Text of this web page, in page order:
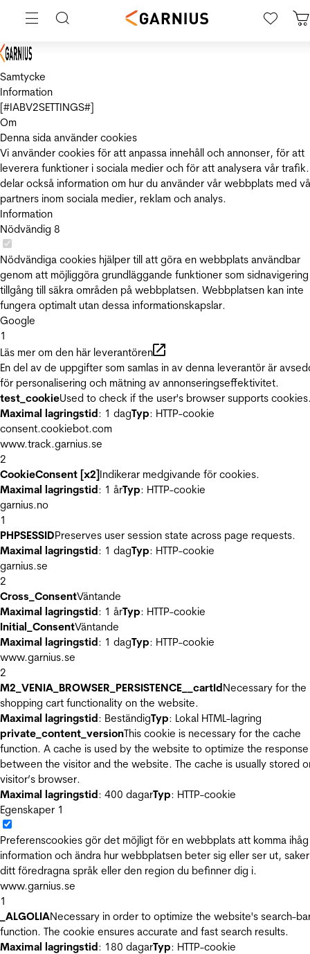
Samtycke
Information
[#IABV2SETTINGS#]
Om
Denna sida använder cookies
Vi använder cookies för att anpassa innehåll och annonser, för att
leverera funktioner i sociala medier och för att analysera vår
delar också information om hur du använder vår webbplats med
partners inom sociala medier, reklam och analys.
Information
Nödvändig 8
Nödvändiga cookies hjälper till att göra en webbplats användbar
genom att möjliggöra grundläggande funktioner som
tillgång till säkra områden på webbplatsen. Webbplatsen kan inte
fungera optimalt utan dessa informationskapslar.
Google
1
Läs mer om den här leverantören
En del av de uppgifter som samlas in av denna leverantör är
för personalisering och mätning av annonseringseffektivitet.
test_cookieUsed to check if the user's browser supports
Maximal lagringstid: 1 dagTyp: HTTP-cookie
consent.cookiebot.com
www.track.garnius.se
2
CookieConsent [x2]Indikerar medgivande för cookies.
Maximal lagringstid: 1 årTyp: HTTP-cookie
garnius.no
1
PHPSESSIDPreserves user session state across page requests.
Maximal lagringstid: 1 dagTyp: HTTP-cookie
garnius.se
2
Cross_ConsentVäntande
Maximal lagringstid: 1 årTyp: HTTP-cookie
Initial_ConsentVäntande
Maximal lagringstid: 1 dagTyp: HTTP-cookie
www.garnius.se
2
M2_VENIA_BROWSER_PERSISTENCE__cartIdNecessary for the
shopping cart functionality on the website.
Maximal lagringstid: BeständigTyp: Lokal HTML-lagring
private_content_versionThis cookie is necessary for the cache
function. A cache is used by the website to optimize the
between the visitor and the website. The cache is usually stored
visitor’s browser.
Maximal lagringstid: 400 dagarTyp: HTTP-cookie
Egenskaper 1
Preferenscookies gör det möjligt för en webbplats att komma ihåg
information och ändra hur webbplatsen beter sig eller ser ut,
ditt föredragna språk eller den region du befinner dig i.
www.garnius.se
1
_ALGOLIANecessary in order to optimize the website's search-
function. The cookie ensures accurate and fast search results.
Maximal lagringstid: 180 dagarTyp: HTTP-cookie